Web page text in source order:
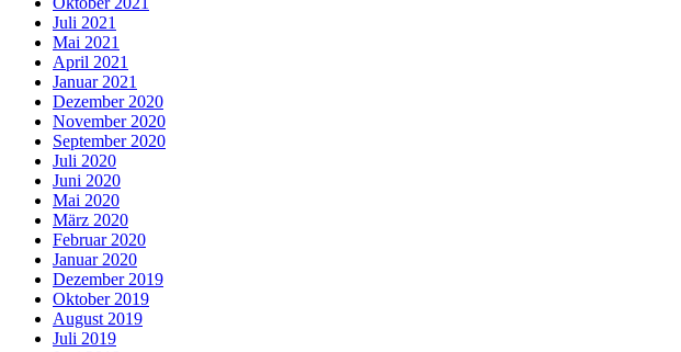
Juli 2021
Mai 2021
April 2021
Januar 2021
Dezember 2020
November 2020
September 2020
Juli 2020
Juni 2020
Mai 2020
März 2020
Februar 2020
Januar 2020
Dezember 2019
Oktober 2019
August 2019
Juli 2019